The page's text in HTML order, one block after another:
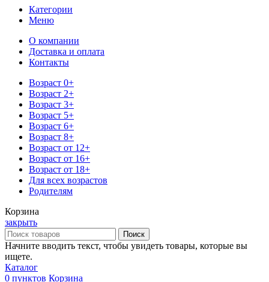
Категории
Меню
О компании
Доставка и оплата
Контакты
Возраст 0+
Возраст 2+
Возраст 3+
Возраст 5+
Возраст 6+
Возраст 8+
Возраст от 12+
Возраст от 16+
Возраст от 18+
Для всех возрастов
Родителям
Корзина
закрыть
Поиск
Начните вводить текст, чтобы увидеть товары, которые вы
ищете.
Каталог
0 пунктов Корзина